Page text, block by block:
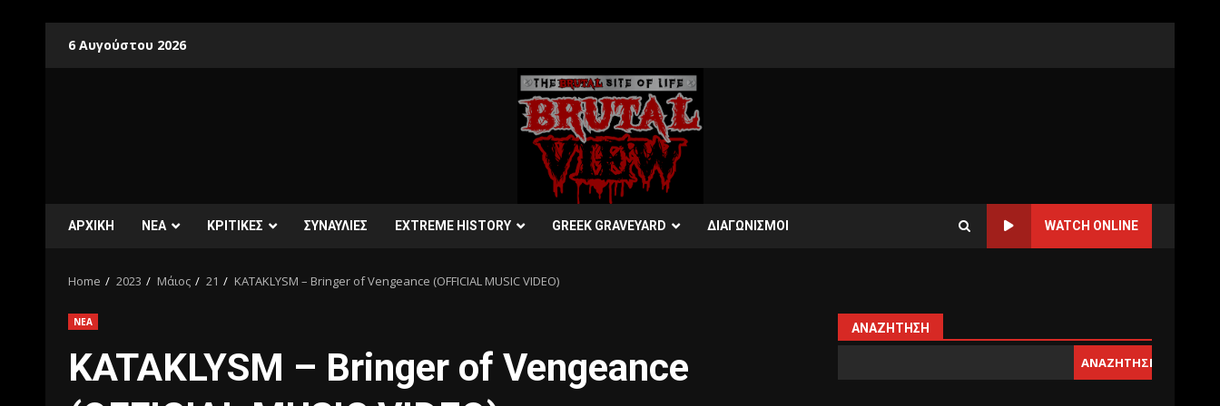
6 Αυγούστου 2026
ΑΡΧΙΚΗ ΝΕΑ ΚΡΙΤΙΚΕΣ ΣΥΝΑΥΛΙΕΣ EXTREME HISTORY GREEK GRAVEYARD ΔΙΑΓΩΝΙΣΜΟΙ WATCH ONLINE
Home 2023 Μάιος 21 KATAKLYSM – Bringer of Vengeance (OFFICIAL MUSIC VIDEO)
ΝΕΑ
KATAKLYSM – Bringer of Vengeance
ΑΝΑΖΉΤΗΣΗ
ΑΝΑΖΉΤΗΣΗ